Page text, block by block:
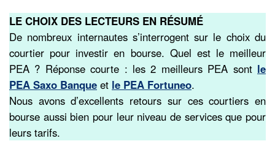
LE CHOIX DES LECTEURS EN RÉSUMÉ
De nombreux internautes s’interrogent sur le choix du
courtier pour investir en bourse. Quel est le meilleur
PEA ? Réponse courte : les 2 meilleurs PEA sont le
PEA Saxo Banque et le PEA Fortuneo.
Nous avons d’excellents retours sur ces courtiers en
bourse aussi bien pour leur niveau de services que pour
leurs tarifs.